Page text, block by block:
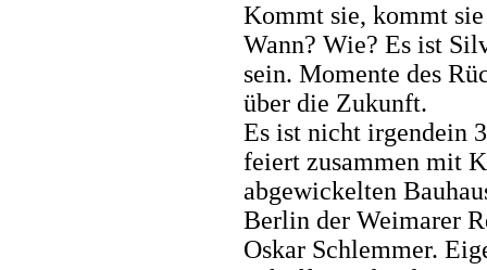
Kommt sie, kommt
Wann? Wie? Es ist
sein. Momente des
über die Zukunft.
Es ist nicht irgendein
feiert zusammen mit
abgewickelten
Berlin der Weimarer
Oskar Schlemmer.